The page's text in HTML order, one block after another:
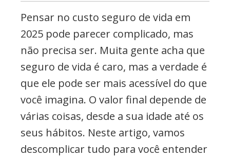
Pensar no custo seguro de vida em
2025 pode parecer complicado, mas
não precisa ser. Muita gente acha que
seguro de vida é caro, mas a verdade é
que ele pode ser mais acessível do que
você imagina. O valor final depende de
várias coisas, desde a sua idade até os
seus hábitos. Neste artigo, vamos
descomplicar tudo para você entender